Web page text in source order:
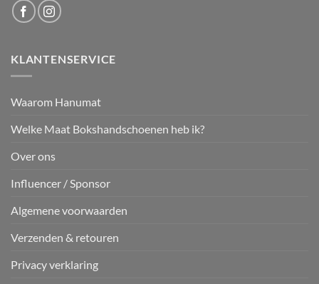
KLANTENSERVICE
Waarom Hanumat
Welke Maat Bokshandschoenen heb ik?
Over ons
Influencer / Sponsor
Algemene voorwaarden
Verzenden & retouren
Privacy verklaring